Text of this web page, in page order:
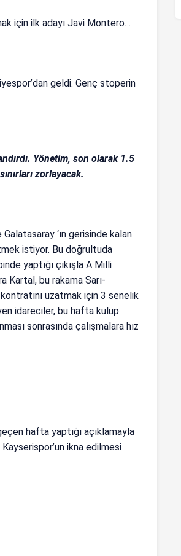
için ilk adayı Javi Montero…
geldi. Genç stoperin
Yönetim, son olarak 1.5
zorlayacak.
‘ın gerisinde kalan
istiyor. Bu doğrultuda
yaptığı çıkışla A Milli
Kartal, bu rakama Sarı-
uzatmak için 3 senelik
idareciler, bu hafta kulüp
sonrasında çalışmalara hız
hafta yaptığı açıklamayla
ikna edilmesi